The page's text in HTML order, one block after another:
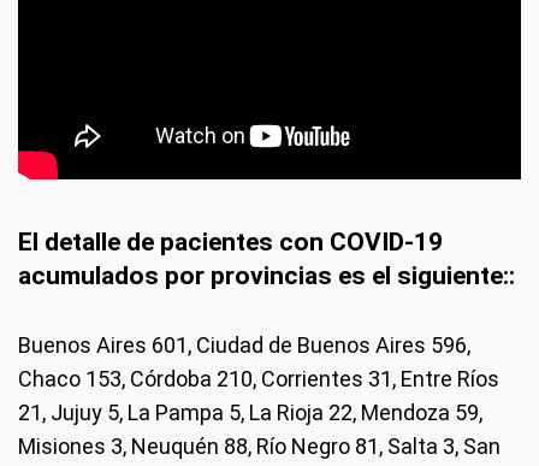
El detalle de pacientes con COVID-19
acumulados por provincias es el siguiente::
Buenos Aires 601, Ciudad de Buenos Aires 596,
Chaco 153, Córdoba 210, Corrientes 31, Entre Ríos
21, Jujuy 5, La Pampa 5, La Rioja 22, Mendoza 59,
Misiones 3, Neuquén 88, Río Negro 81, Salta 3, San